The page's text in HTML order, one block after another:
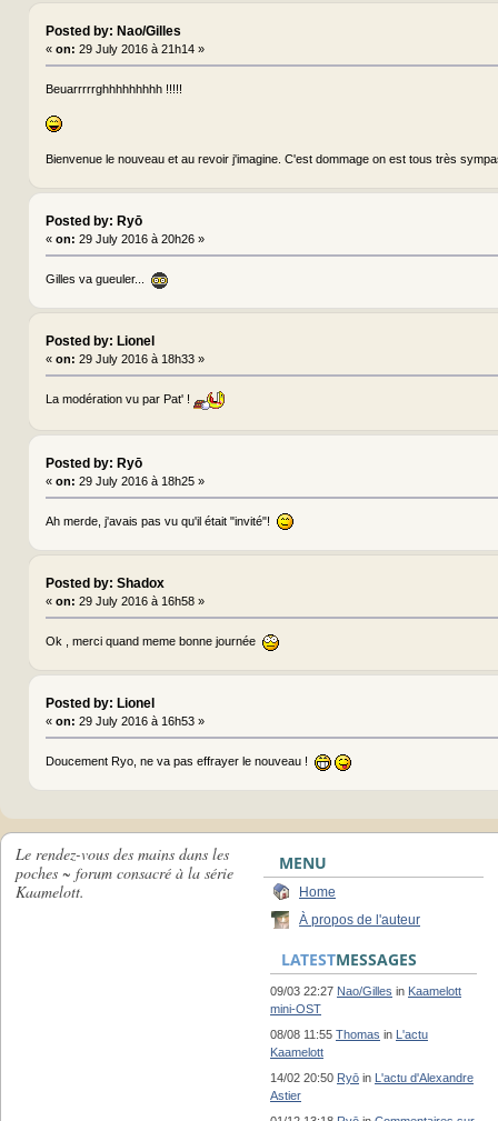
Posted by: Nao/Gilles
« on: 29 July 2016 à 21h14 »
Beuarrrrrghhhhhhhhh !!!!!
Bienvenue le nouveau et au revoir j'imagine. C'est dommage on est tous très
Posted by: Ryō
« on: 29 July 2016 à 20h26 »
Gilles va gueuler...
Posted by: Lionel
« on: 29 July 2016 à 18h33 »
La modération vu par Pat' !
Posted by: Ryō
« on: 29 July 2016 à 18h25 »
Ah merde, j'avais pas vu qu'il était "invité"!
Posted by: Shadox
« on: 29 July 2016 à 16h58 »
Ok , merci quand meme bonne journée
Posted by: Lionel
« on: 29 July 2016 à 16h53 »
Doucement Ryo, ne va pas effrayer le nouveau !
Le rendez-vous des mains dans les
poches ~ forum consacré à la série
Kaamelott.
MENU
Home
À propos de l'auteur
LATESTMESSAGES
09/03 22:27 Nao/Gilles in Kaamelott
mini-OST
08/08 11:55 Thomas in L'actu
Kaamelott
14/02 20:50 Ryō in L'actu d'Alexandre
Astier